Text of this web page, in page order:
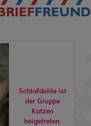
Schlafdohle ist
der Gruppe
Katzen
beigetreten.